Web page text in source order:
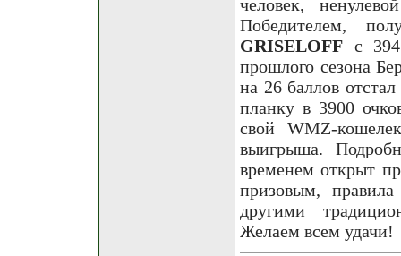
человек,
Победителем,
GRISELOFF с
прошлого сезона
на 26 баллов
планку в 3900
свой WMZ-
выигрыша.
временем открыт
призовым,
другими
Желаем всем удачи!